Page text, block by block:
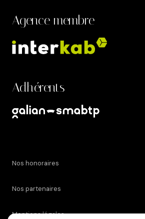
Agence membre
Adhérents
Nos honoraires
Nos partenaires
Mentions légales